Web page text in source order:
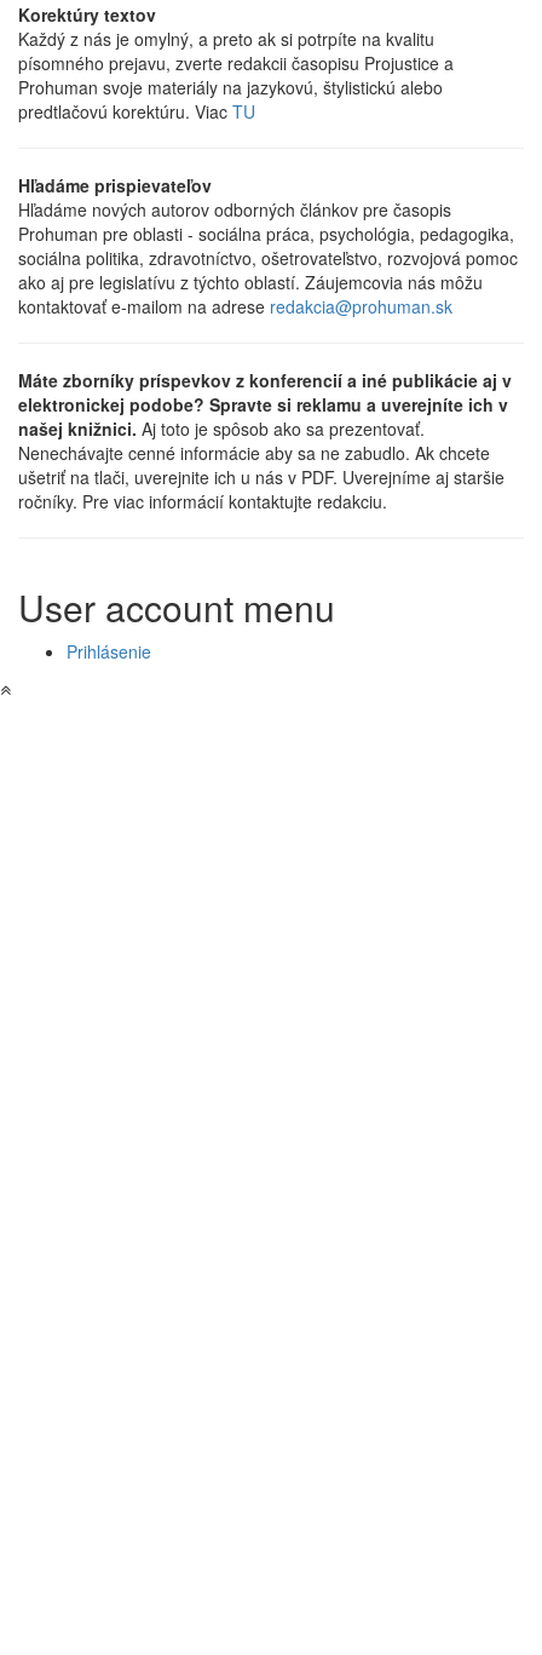
Korektúry textov
Každý z nás je omylný, a preto ak si potrpíte na kvalitu
písomného prejavu, zverte redakcii časopisu Projustice a
Prohuman svoje materiály na jazykovú, štylistickú alebo
predtlačovú korektúru. Viac TU
Hľadáme prispievateľov
Hľadáme nových autorov odborných článkov pre časopis
Prohuman pre oblasti - sociálna práca, psychológia, pedagogika,
sociálna politika, zdravotníctvo, ošetrovateľstvo, rozvojová pomoc
ako aj pre legislatívu z týchto oblastí. Záujemcovia nás môžu
kontaktovať e-mailom na adrese redakcia@prohuman.sk
Máte zborníky príspevkov z konferencií a iné publikácie aj v
elektronickej podobe? Spravte si reklamu a uverejníte ich v
našej knižnici. Aj toto je spôsob ako sa prezentovať.
Nenechávajte cenné informácie aby sa ne zabudlo. Ak chcete
ušetriť na tlači, uverejnite ich u nás v PDF. Uverejníme aj staršie
ročníky. Pre viac informácií kontaktujte redakciu.
User account menu
Prihlásenie